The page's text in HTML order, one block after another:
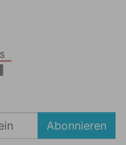
Abonnieren